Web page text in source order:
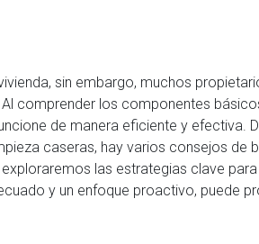
sin embargo, muchos
comprender los componentes
de manera eficiente y efectiva.
caseras, hay varios consejos de
las estrategias clave
y un enfoque proactivo, puede